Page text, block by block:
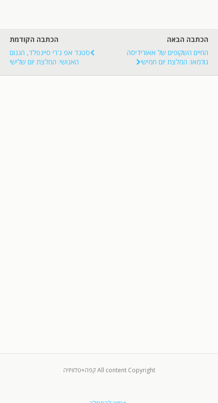
הכתבה הקודמת
סטנד אפ ג'רי סיינפלד, הגנום
האנושי: המלצת יום שלישי
הכתבה הבאה
החיים השקופים של אאורידיסה
גוז'מאו: המלצת יום חמישי
All content Copyright קפה+טלוויזיה